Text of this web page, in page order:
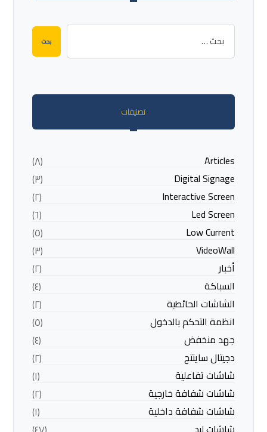
تصنيفات
Articles
(٨)
Digital Signage
(٣)
Interactive Screen
(٢)
Led Screen
(٦)
Low Current
(٥)
VideoWall
(٣)
أخبار
(٢)
السباكة
(٤)
الشاشات الحائطية
(٢)
انظمة التحكم بالدخول
(٥)
جهد منخفض
(٤)
دجيتال ساينتج
(٢)
شاشات تفاعلية
(١)
شاشات شفافة خارجية
(٢)
شاشات شفافة داخلية
(١)